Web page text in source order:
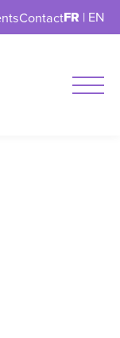
ContactFR | EN